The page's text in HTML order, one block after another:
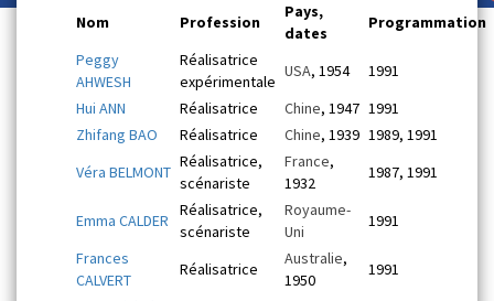
Nom Profession
Pays,
dates
Programmation
Peggy
AHWESH
Réalisatrice
expérimentale
USA, 1954
1991
Hui ANN
Réalisatrice Chine, 1947 1991
Zhifang BAO
Réalisatrice Chine, 1939 1989, 1991
Véra BELMONT
Réalisatrice,
scénariste
France,
1932
1987, 1991
Emma CALDER
Réalisatrice,
scénariste
Royaume-
Uni
1991
Frances
CALVERT
Réalisatrice
Australie,
1950
1991